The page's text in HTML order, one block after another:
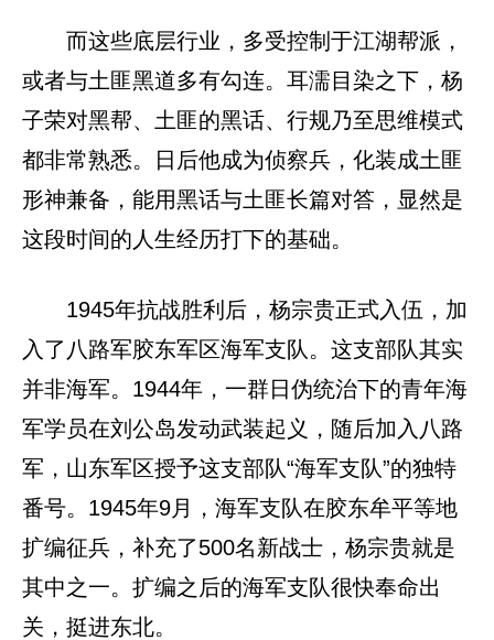
而这些底层行业，多受控制于江湖帮派，
或者与土匪黑道多有勾连。耳濡目染之下，杨
子荣对黑帮、土匪的黑话、行规乃至思维模式
都非常熟悉。日后他成为侦察兵，化装成土匪
形神兼备，能用黑话与土匪长篇对答，显然是
这段时间的人生经历打下的基础。
1945年抗战胜利后，杨宗贵正式入伍，加
入了八路军胶东军区海军支队。这支部队其实
并非海军。1944年，一群日伪统治下的青年海
军学员在刘公岛发动武装起义，随后加入八路
军，山东军区授予这支部队“海军支队”的独特
番号。1945年9月，海军支队在胶东牟平等地
扩编征兵，补充了500名新战士，杨宗贵就是
其中之一。扩编之后的海军支队很快奉命出
关，挺进东北。